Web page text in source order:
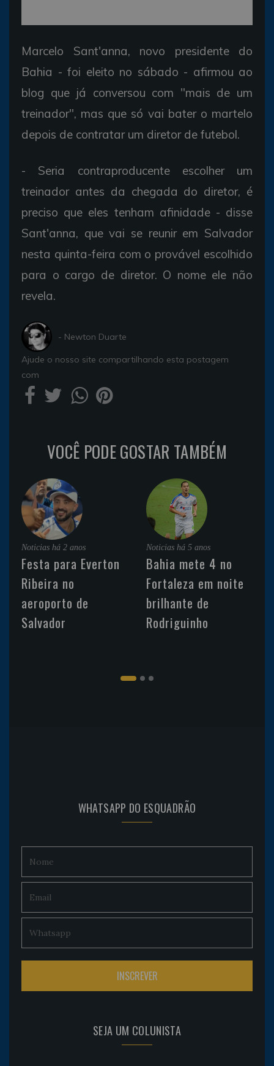
Marcelo Sant'anna, novo presidente do
Bahia - foi eleito no sábado - afirmou ao
blog que já conversou com "mais de um
treinador", mas que só vai bater o martelo
depois de contratar um diretor de futebol.
- Seria contraproducente escolher um
treinador antes da chegada do diretor, é
preciso que eles tenham afinidade - disse
Sant'anna, que vai se reunir em Salvador
nesta quinta-feira com o provável escolhido
para o cargo de diretor. O nome ele não
revela.
- Newton Duarte
Ajude o nosso site compartilhando esta postagem
com
VOCÊ PODE GOSTAR TAMBÉM
Noticias há 2 anos
Festa para Everton
Ribeira no
aeroporto de
Salvador
Noticias há 5 anos
Bahia mete 4 no
Fortaleza em noite
brilhante de
Rodriguinho
WHATSAPP DO ESQUADRÃO
SEJA UM COLUNISTA